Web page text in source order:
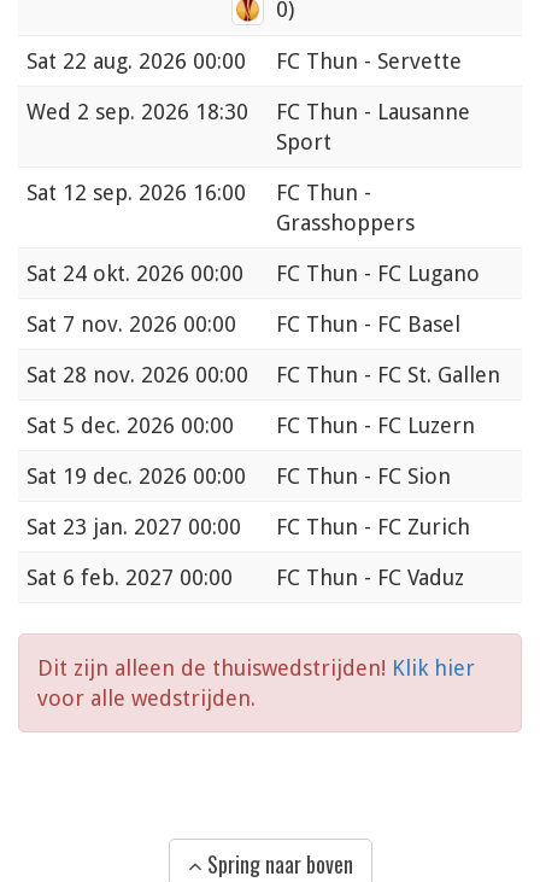
0)
Sat 22 aug. 2026 00:00
FC Thun - Servette
Wed 2 sep. 2026 18:30
FC Thun - Lausanne
Sport
Sat 12 sep. 2026 16:00
FC Thun -
Grasshoppers
Sat 24 okt. 2026 00:00
FC Thun - FC Lugano
Sat 7 nov. 2026 00:00
FC Thun - FC Basel
Sat 28 nov. 2026 00:00
FC Thun - FC St. Gallen
Sat 5 dec. 2026 00:00
FC Thun - FC Luzern
Sat 19 dec. 2026 00:00
FC Thun - FC Sion
Sat 23 jan. 2027 00:00
FC Thun - FC Zurich
Sat 6 feb. 2027 00:00 FC Thun - FC Vaduz
Dit zijn alleen de thuiswedstrijden! Klik hier
voor alle wedstrijden.
Spring naar boven